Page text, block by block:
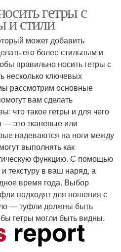
гетры с
и стили
может добавить
его более стильным и
правильно носить гетры с
несколько ключевых
рассмотрим основные
вам сделать
что такое гетры и для чего
— это тканевые или
надеваются на ноги между
выполнять как
функцию. С помощью
текстуру в ваш наряд, а
время года. Выбор
подходят для ношения с
— туфли должны быть
гетры могли быть видны.